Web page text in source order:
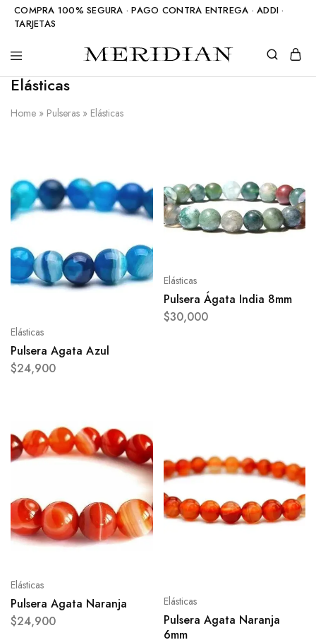
COMPRA 100% SEGURA · PAGO CONTRA ENTREGA · ADDI ·
TARJETAS
Meridian
Shop
Accesorios
en
natural
Elásticas
Home » Pulseras » Elásticas
Elásticas
Pulsera Agata Azul
$24,900
Elásticas
Pulsera Ágata India 8mm
$30,000
Elásticas
Pulsera Agata Naranja
$24,900
Elásticas
Pulsera Agata Naranja
6mm